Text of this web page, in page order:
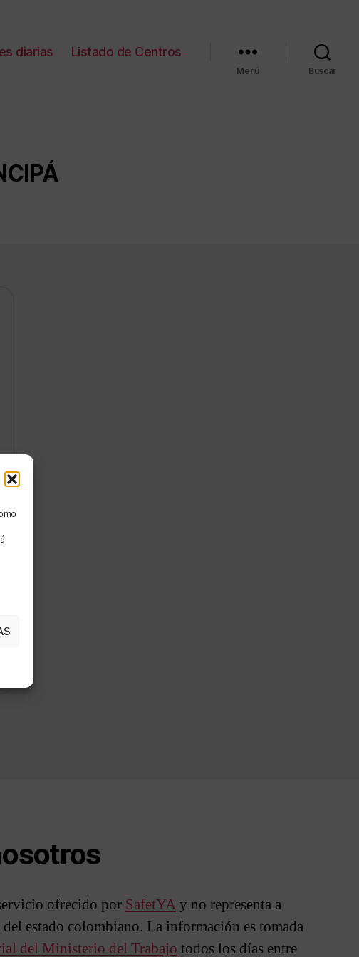
diarias Listado de Centros
Menú Buscar
ofrecido por SafetYAy no representa a
estado colombiano. La información es tomada
del Ministerio del Trabajo todos los días entre